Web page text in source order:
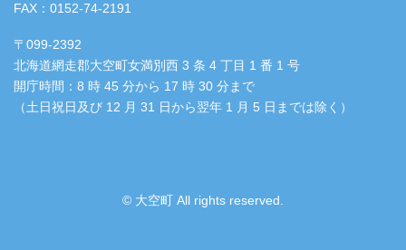
FAX：0152-74-2191
〒099-2392
北海道網走郡大空町女満別西 3 条 4 丁目 1 番 1 号
開庁時間：8 時 45 分から 17 時 30 分まで
（土日祝日及び 12 月 31 日から翌年 1 月 5 日までは除く）
© 大空町 All rights reserved.